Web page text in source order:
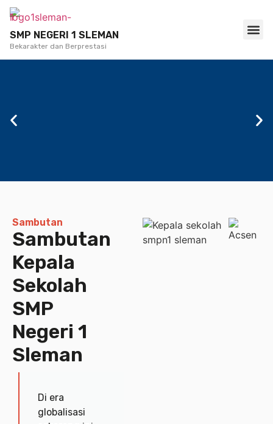
SMP NEGERI 1 SLEMAN
Bekarakter dan Berprestasi
SMP
NEGERI 1
SLEMAN
Berkarakter Dan Berprestasi
Sambutan
Sambutan
Kepala
Sekolah
SMP
Negeri 1
Sleman
Di era
globalisasi